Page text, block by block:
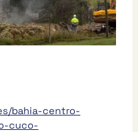
bahia-centro-
cuco-